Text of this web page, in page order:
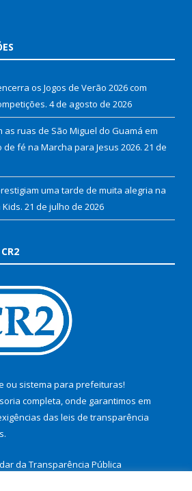
os Jogos de Verão 2026 com
4 de agosto de 2026
ruas de São Miguel do Guamá em
fé na Marcha para Jesus 2026. 21 de
uma tarde de muita alegria na
21 de julho de 2026
ou sistema para prefeituras!
completa, onde garantimos em
das leis de transparência
da Transparência Pública